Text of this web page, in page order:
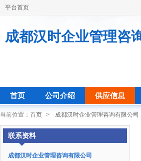
平台首页
成都汉时企业管理咨
首页 公司介绍 供应信息
当前位置： 首页 > 成都汉时企业管理咨询有限公司
联系资料
成都汉时企业管理咨询有限公司